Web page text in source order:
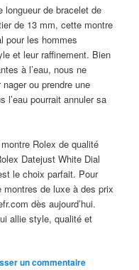
de bracelet de
de 13 mm, cette montre
pour les hommes
et leur raffinement. Bien
à l’eau, nous ne
ou prendre une
l’eau pourrait annuler sa
Rolex de qualité
Datejust White Dial
le choix parfait. Pour
de luxe à des prix
dès aujourd’hui.
allie style, qualité et
un commentaire